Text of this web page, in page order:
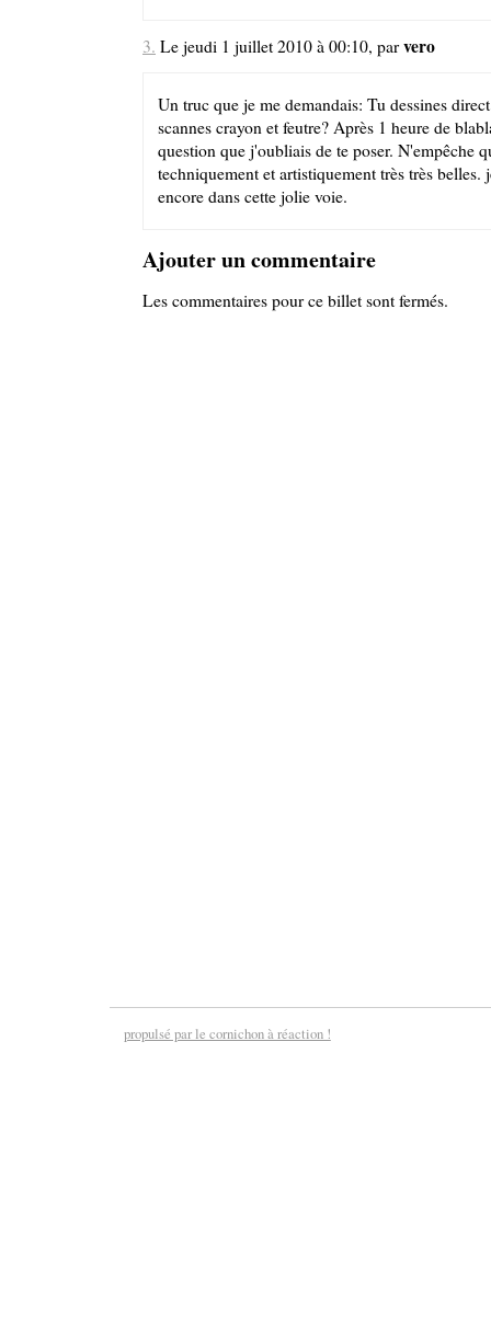
3. Le jeudi 1 juillet 2010 à 00:10, parvero
Un truc que je me demandais: Tu dessines
scannes crayon et feutre? Après 1 heure de
question que j'oubliais de te poser. N'empêche
techniquement et artistiquement très très belles.
encore dans cette jolie voie.
Ajouter un commentaire
Les commentaires pour ce billet sont fermés.
propulsé par le cornichon à réaction !